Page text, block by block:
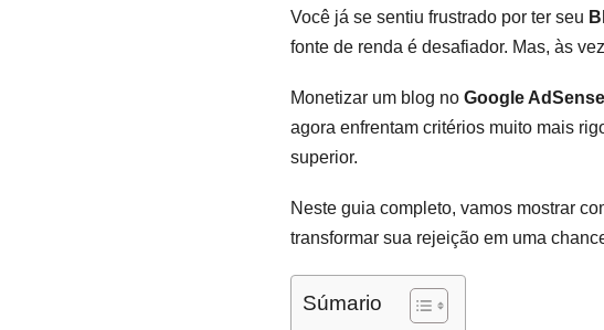
Você já se sentiu frustrado por ter seu
fonte de renda é desafiador. Mas, às
Monetizar um blog no Google AdSense
agora enfrentam critérios muito mais
superior.
Neste guia completo, vamos mostrar
transformar sua rejeição em uma
Súmario